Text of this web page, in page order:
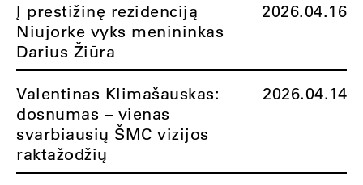
Į prestižinę rezidenciją
Niujorke vyks menininkas
Darius Žiūra
2026.04.16
Valentinas Klimašauskas:
dosnumas – vienas
svarbiausių ŠMC vizijos
raktažodžių
2026.04.14